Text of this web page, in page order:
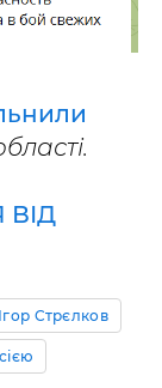
Ігор Стрєлков